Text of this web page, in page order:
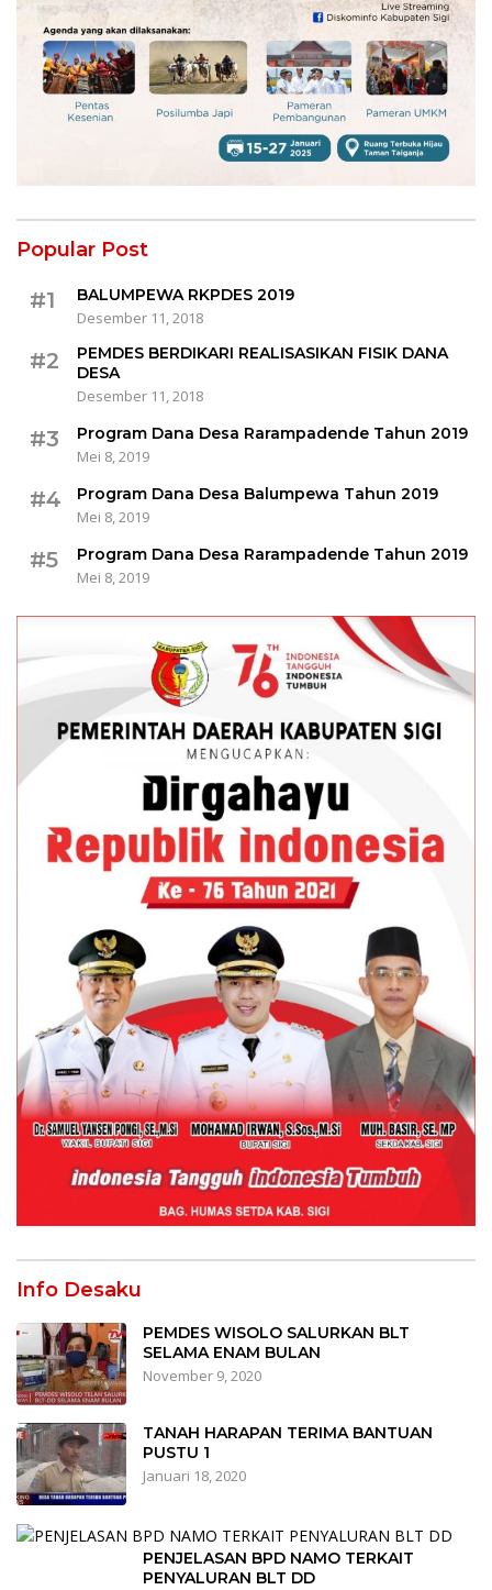
Popular Post
#1
BALUMPEWA RKPDES 2019
Desember 11, 2018
#2
PEMDES BERDIKARI REALISASIKAN FISIK DANA
DESA
Desember 11, 2018
#3
Program Dana Desa Rarampadende Tahun 2019
Mei 8, 2019
#4
Program Dana Desa Balumpewa Tahun 2019
Mei 8, 2019
#5
Program Dana Desa Rarampadende Tahun 2019
Mei 8, 2019
Info Desaku
PEMDES WISOLO SALURKAN BLT
SELAMA ENAM BULAN
November 9, 2020
TANAH HARAPAN TERIMA BANTUAN
PUSTU 1
Januari 18, 2020
PENJELASAN BPD NAMO TERKAIT
PENYALURAN BLT DD